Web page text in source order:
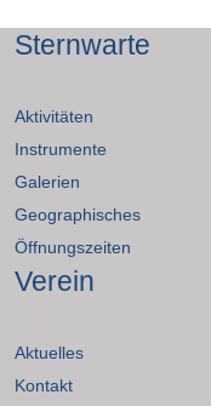
Sternwarte
Aktivitäten
Instrumente
Galerien
Geographisches
Öffnungszeiten
Verein
Aktuelles
Kontakt